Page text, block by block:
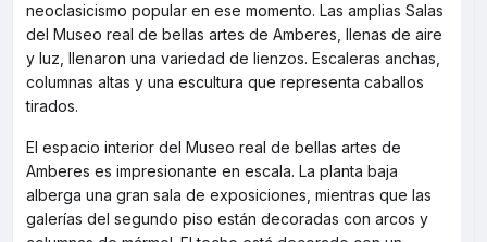
neoclasicismo popular en ese momento. Las amplias Salas
del Museo real de bellas artes de Amberes, llenas de aire
y luz, llenaron una variedad de lienzos. Escaleras anchas,
columnas altas y una escultura que representa caballos
tirados.
El espacio interior del Museo real de bellas artes de
Amberes es impresionante en escala. La planta baja
alberga una gran sala de exposiciones, mientras que las
galerías del segundo piso están decoradas con arcos y